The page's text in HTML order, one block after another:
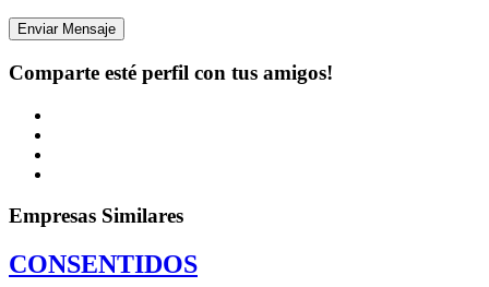
Enviar Mensaje
Comparte esté perfil con tus amigos!
Empresas Similares
CONSENTIDOS